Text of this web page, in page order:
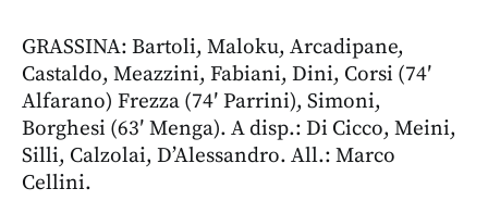
GRASSINA: Bartoli, Maloku, Arcadipane,
Castaldo, Meazzini, Fabiani, Dini, Corsi (74′
Alfarano) Frezza (74′ Parrini), Simoni,
Borghesi (63′ Menga). A disp.: Di Cicco, Meini,
Silli, Calzolai, D’Alessandro. All.: Marco
Cellini.